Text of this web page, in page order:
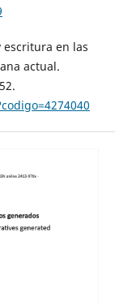
escritura en las
actual.